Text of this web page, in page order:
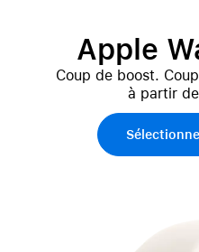
Apple
Coup de boost.
à partir